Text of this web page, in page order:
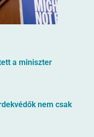
a miniszter
nem csak